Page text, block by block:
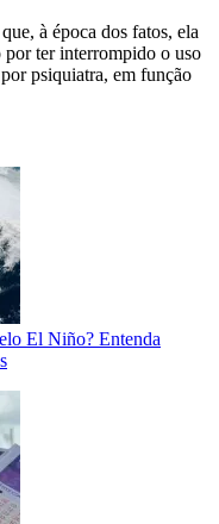
à época dos fatos, ela
por ter interrompido o uso
psiquiatra, em função
El Niño? Entenda